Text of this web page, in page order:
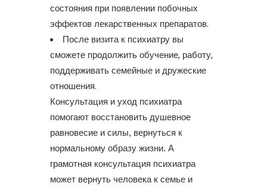
состояния при появлении побочных
эффектов лекарственных препаратов.
После визита к психиатру вы
сможете продолжить обучение, работу,
поддерживать семейные и дружеские
отношения.
Консультация и уход психиатра
помогают восстановить душевное
равновесие и силы, вернуться к
нормальному образу жизни. А
грамотная консультация психиатра
может вернуть человека к семье и